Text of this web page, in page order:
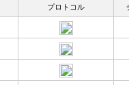
プロトコル